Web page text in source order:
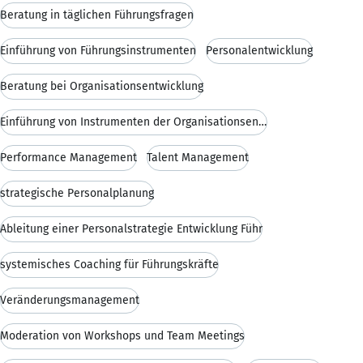
Beratung in täglichen Führungsfragen
Einführung von Führungsinstrumenten Personalentwicklung
Beratung bei Organisationsentwicklung
Einführung von Instrumenten der Organisationsentwi
Performance Management Talent Management
strategische Personalplanung
Ableitung einer Personalstrategie Entwicklung Führ
systemisches Coaching für Führungskräfte
Veränderungsmanagement
Moderation von Workshops und Team Meetings